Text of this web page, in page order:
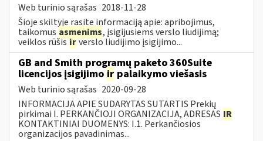
Web turinio sąrašas 2018-11-28
Šioje skiltyje rasite informaciją apie: apribojimus,
taikomus asmenims, įsigijusiems verslo liudijimą;
veiklos rūšisirverslo liudijimo įsigijimo...
GB and Smith programų paketo 360Suite
licencijos įsigijimo ir palaikymo viešasis
Web turinio sąrašas 2020-09-28
INFORMACIJA APIE SUDARYTAS SUTARTIS Prekių
pirkimai I. PERKANČIOJI ORGANIZACIJA, ADRESAS IR
KONTAKTINIAI DUOMENYS: I.1. Perkančiosios
organizacijos pavadinimas...